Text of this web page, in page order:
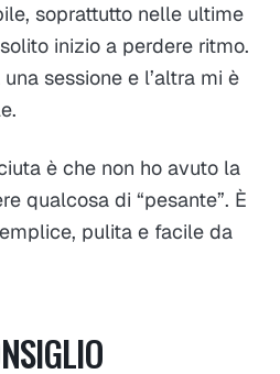
soprattutto nelle ultime
inizio a perdere ritmo.
sessione e l’altra mi è
è che non ho avuto la
qualcosa di “pesante”. È
pulita e facile da